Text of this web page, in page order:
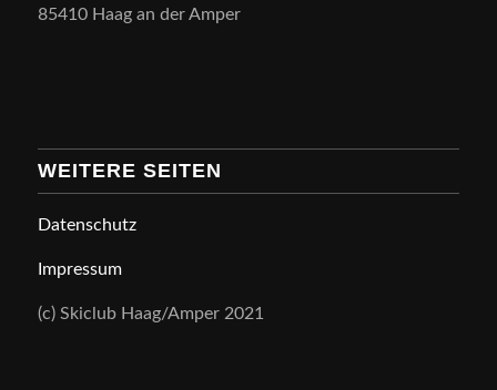
85410 Haag an der Amper
WEITERE SEITEN
Datenschutz
Impressum
(c) Skiclub Haag/Amper 2021